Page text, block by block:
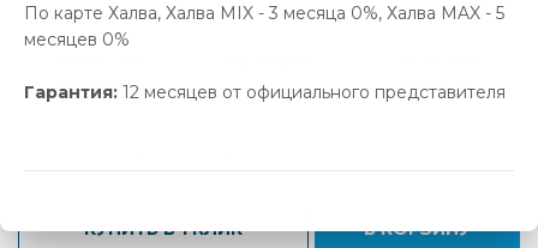
По карте Халва, Халва MIX - 3 месяца 0%, Халва MAX - 5
месяцев 0%
Гарантия: 12 месяцев от официального представителя
571.00 р. 601.30 р. 30.30 р.
КУПИТЬ В 1 КЛИК В КОРЗИНУ